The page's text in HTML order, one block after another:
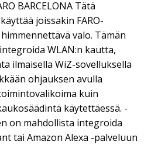
BARCELONA Tätä
joissakin FARO-
valo. Tämän
WLAN:n kautta,
ilmaisella WiZ-sovelluksella
ohjauksen avulla
kuin
käytettäessä. -
on mahdollista integroida
tai Amazon Alexa -palveluun